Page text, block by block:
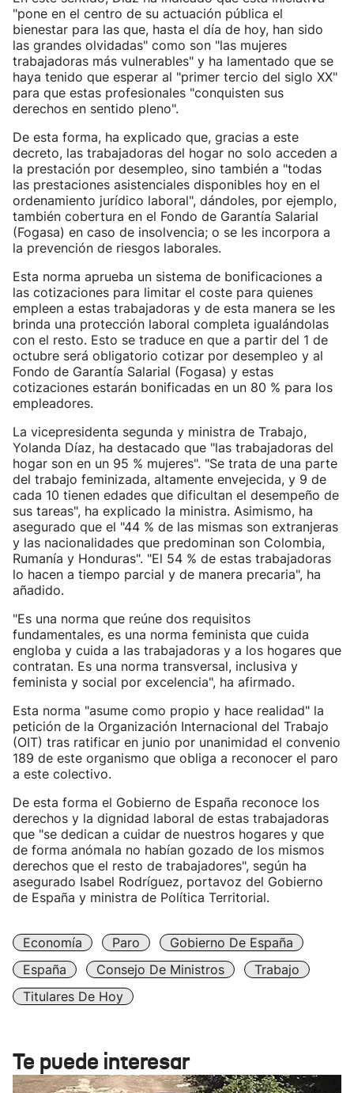
"pone en el centro de su actuación pública el
bienestar para las que, hasta el día de hoy, han sido
las grandes olvidadas" como son "las mujeres
trabajadoras más vulnerables" y ha lamentado que se
haya tenido que esperar al "primer tercio del siglo XX"
para que estas profesionales "conquisten sus
derechos en sentido pleno".
De esta forma, ha explicado que, gracias a este
decreto, las trabajadoras del hogar no solo acceden a
la prestación por desempleo, sino también a "todas
las prestaciones asistenciales disponibles hoy en el
ordenamiento jurídico laboral", dándoles, por ejemplo,
también cobertura en el Fondo de Garantía Salarial
(Fogasa) en caso de insolvencia; o se les incorpora a
la prevención de riesgos laborales.
Esta norma aprueba un sistema de bonificaciones a
las cotizaciones para limitar el coste para quienes
empleen a estas trabajadoras y de esta manera se les
brinda una protección laboral completa igualándolas
con el resto. Esto se traduce en que a partir del 1 de
octubre será obligatorio cotizar por desempleo y al
Fondo de Garantía Salarial (Fogasa) y estas
cotizaciones estarán bonificadas en un 80 % para los
empleadores.
La vicepresidenta segunda y ministra de Trabajo,
Yolanda Díaz, ha destacado que "las trabajadoras del
hogar son en un 95 % mujeres". "Se trata de una parte
del trabajo feminizada, altamente envejecida, y 9 de
cada 10 tienen edades que dificultan el desempeño de
sus tareas", ha explicado la ministra. Asimismo, ha
asegurado que el "44 % de las mismas son extranjeras
y las nacionalidades que predominan son Colombia,
Rumanía y Honduras". "El 54 % de estas trabajadoras
lo hacen a tiempo parcial y de manera precaria", ha
añadido.
"Es una norma que reúne dos requisitos
fundamentales, es una norma feminista que cuida
engloba y cuida a las trabajadoras y a los hogares que
contratan. Es una norma transversal, inclusiva y
feminista y social por excelencia", ha afirmado.
Esta norma "asume como propio y hace realidad" la
petición de la Organización Internacional del Trabajo
(OIT) tras ratificar en junio por unanimidad el convenio
189 de este organismo que obliga a reconocer el paro
a este colectivo.
De esta forma el Gobierno de España reconoce los
derechos y la dignidad laboral de estas trabajadoras
que "se dedican a cuidar de nuestros hogares y que
de forma anómala no habían gozado de los mismos
derechos que el resto de trabajadores", según ha
asegurado Isabel Rodríguez, portavoz del Gobierno
de España y ministra de Política Territorial.
Economía Paro
Gobierno De España
España
Consejo De Ministros
Trabajo
Titulares De Hoy
Te puede interesar